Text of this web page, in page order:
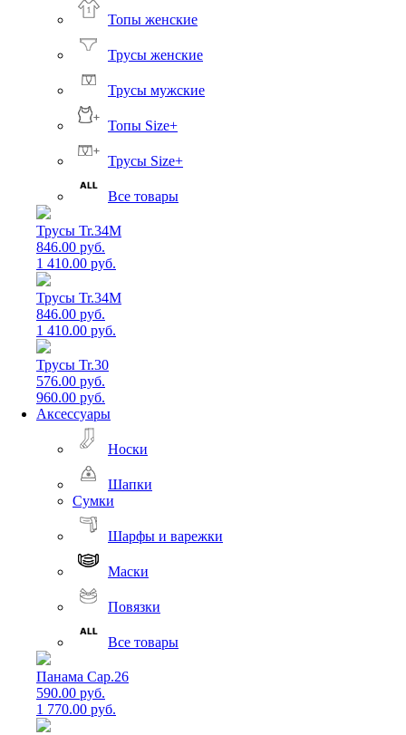
Топы женские
Трусы женские
Трусы мужские
Топы Size+
Трусы Size+
Все товары
Трусы Tr.34M
846.00 руб.
1 410.00 руб.
Трусы Tr.34M
846.00 руб.
1 410.00 руб.
Трусы Tr.30
576.00 руб.
960.00 руб.
Аксессуары
Носки
Шапки
Сумки
Шарфы и варежки
Маски
Повязки
Все товары
Панама Cap.26
590.00 руб.
1 770.00 руб.